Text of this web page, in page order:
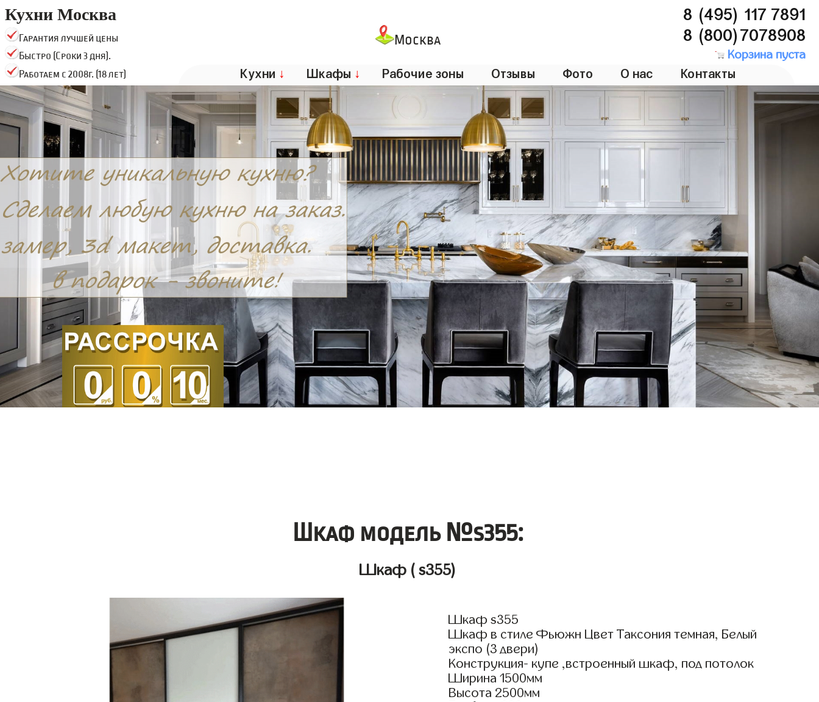
Кухни Москва
Гарантия лучшей цены
Быстро (Сроки 3 дня).
Работаем с 2008г. (18 лет)
Москва
8 (495) 117 7891
8 (800)7078908
Корзина пуста
Кухни ↓ Шкафы ↓ Рабочие зоны Отзывы Фото О нас Контакты
Шкаф модель №s355:
Шкаф ( s355)
Шкаф s355
Шкаф в стиле Фьюжн Цвет Таксония темная, Белый
экспо (3 двери)
Конструкция- купе ,встроенный шкаф, под потолок
Ширина 1500мм
Высота 2500мм